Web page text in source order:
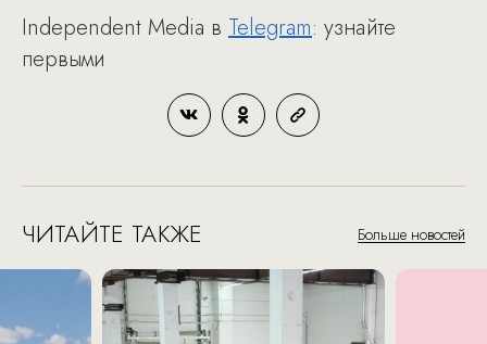
Independent Media в Telegram: узнайте
первыми
ЧИТАЙТЕ ТАКЖЕ Больше новостей